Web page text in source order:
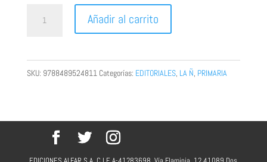
–
Curso
Añadir al carrito
SKU: 9788489524811 Categorías: EDITORIALES, LA Ñ, PRIMARIA